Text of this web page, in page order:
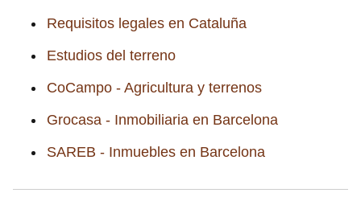
Requisitos legales en Cataluña
Estudios del terreno
CoCampo - Agricultura y terrenos
Grocasa - Inmobiliaria en Barcelona
SAREB - Inmuebles en Barcelona